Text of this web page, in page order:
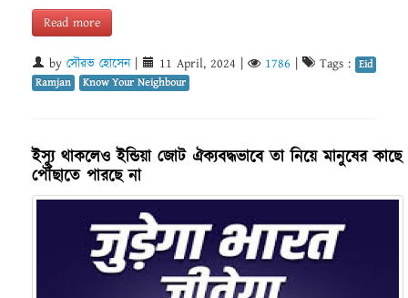
Read more
by সৌরভ হোসেন| 11 April, 2024 | 1786 | Tags : Eid
Ramjan
Know Your Neighbour
ইস্যু থাকলেও ইন্ডিয়া জোট ঐক্যবদ্ধভাবে তা নিয়ে মানুষের কাছে
পৌঁছাতে পারছে না